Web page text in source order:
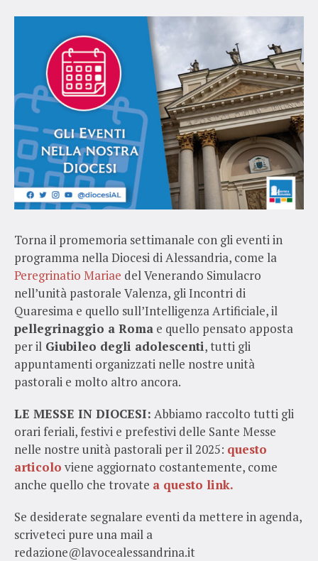
Torna il promemoria settimanale con gli eventi in
programma nella Diocesi di Alessandria, come la
Peregrinatio Mariae del Venerando Simulacro
nell’unità pastorale Valenza, gli Incontri di
Quaresima e quello sull’Intelligenza Artificiale, il
pellegrinaggio a Roma e quello pensato apposta
per il Giubileo degli adolescenti, tutti gli
appuntamenti organizzati nelle nostre unità
pastorali e molto altro ancora.
LE MESSE IN DIOCESI: Abbiamo raccolto tutti gli
orari feriali, festivi e prefestivi delle Sante Messe
nelle nostre unità pastorali per il 2025: questo
articolo viene aggiornato costantemente, come
anche quello che trovate a questo link.
Se desiderate segnalare eventi da mettere in agenda,
scriveteci pure una mail a
redazione@lavocealessandrina.it